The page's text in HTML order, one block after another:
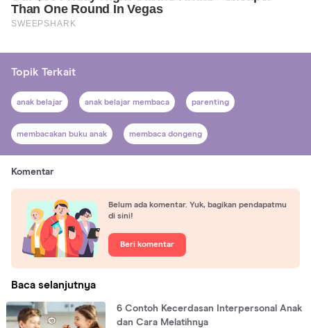
Topik Terkait
anak belajar anak belajar membaca parenting
membacakan buku anak membaca dongeng
Komentar
Belum ada komentar. Yuk, bagikan pendapatmu
di sini!
Beri komentar
Baca selanjutnya
6 Contoh Kecerdasan Interpersonal Anak
dan Cara Melatihnya